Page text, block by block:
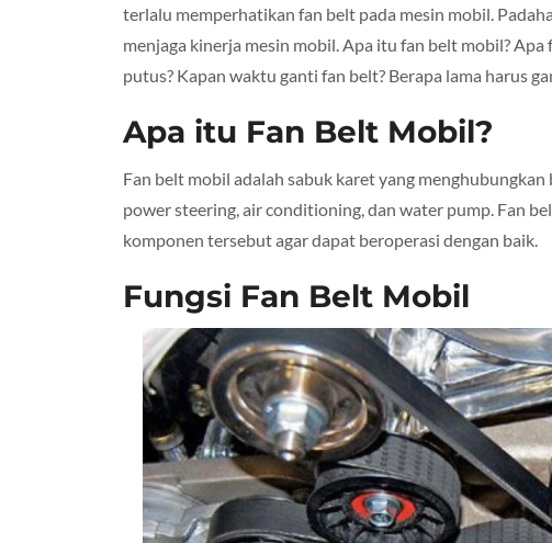
terlalu memperhatikan fan belt pada mesin mobil.
menjaga kinerja mesin mobil. Apa itu fan belt mobil?
putus? Kapan waktu ganti fan belt? Berapa lama harus
Apa itu Fan Belt Mobil?
Fan belt mobil adalah sabuk karet yang
power steering, air conditioning, dan water pump. Fan
komponen tersebut agar dapat beroperasi dengan baik.
Fungsi Fan Belt Mobil